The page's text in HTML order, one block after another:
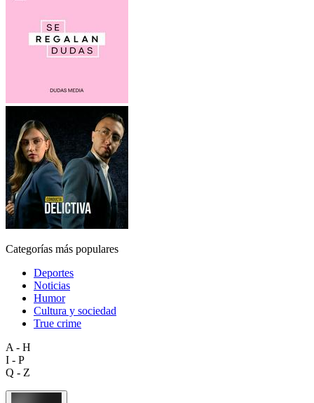
Categorías más populares
Deportes
Noticias
Humor
Cultura y sociedad
True crime
A - H
I - P
Q - Z